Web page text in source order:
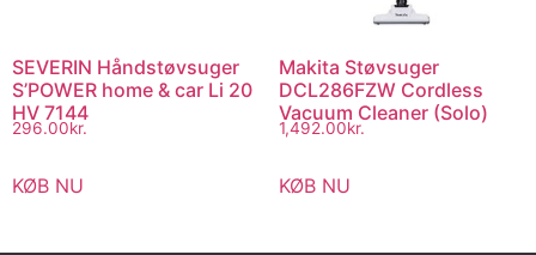
SEVERIN Håndstøvsuger
S’POWER home & car Li 20
HV 7144
296.00kr.
KØB NU
Makita Støvsuger
DCL286FZW Cordless
Vacuum Cleaner (Solo)
1,492.00kr.
KØB NU